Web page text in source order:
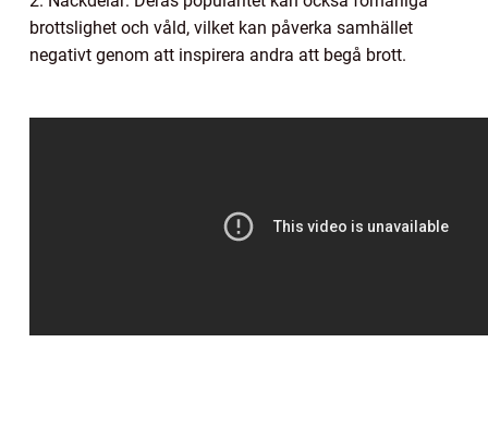
brottslighet och våld, vilket kan påverka samhället
negativt genom att inspirera andra att begå brott.